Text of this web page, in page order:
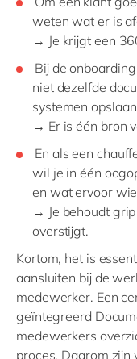
weten wat er is
→ Je krijgt een
Bij de
niet dezelfde
systemen
→ Er is één bron
En als een
wil je in één
en wat ervoor
→ Je behoudt
overstijgt.
Kortom, het is
aansluiten bij de
medewerker. Een
geïntegreerd
medewerkers
proces. Daarom zijn